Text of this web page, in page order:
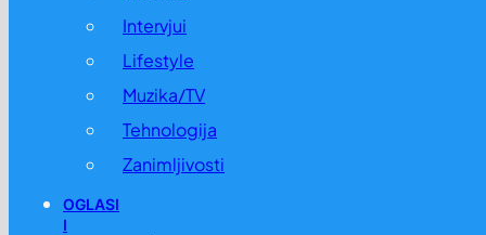
Intervjui
Lifestyle
Muzika/TV
Tehnologija
Zanimljivosti
OGLASI
I